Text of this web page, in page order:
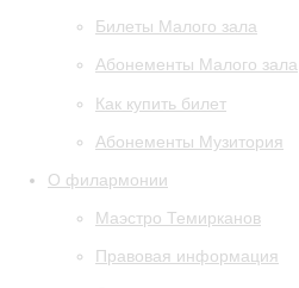
Билеты Малого зала
Абонементы Малого зала
Как купить билет
Абонементы Музитория
О филармонии
Маэстро Темирканов
Правовая информация